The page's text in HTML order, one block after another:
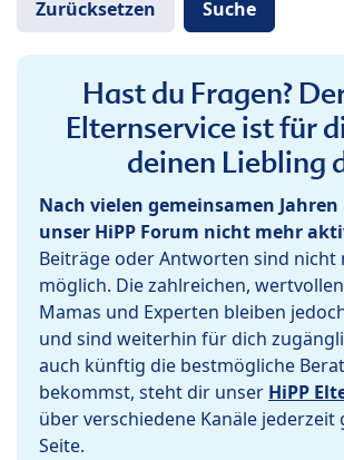
Hast du Fragen?
Elternservice ist für
deinen Liebling
Nach vielen gemeinsamen
unser HiPP Forum nicht mehr
Beiträge oder Antworten sind nicht
möglich. Die zahlreichen,
Mamas und Experten bleiben
und sind weiterhin für dich
auch künftig die bestmögliche
bekommst, steht dir unser HiPP
über verschiedene Kanäle jederzeit
Seite.